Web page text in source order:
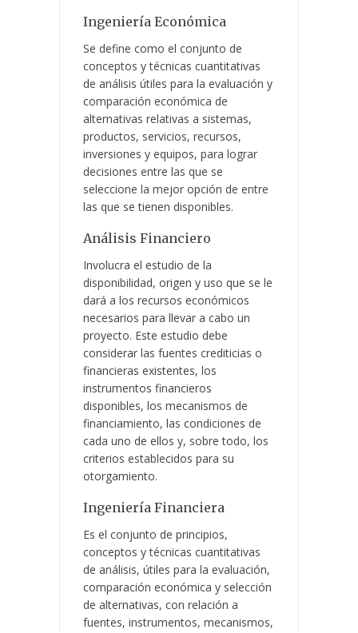
Ingeniería Económica
Se define como el conjunto de
conceptos y técnicas cuantitativas
de análisis útiles para la evaluación y
comparación económica de
alternativas relativas a sistemas,
productos, servicios, recursos,
inversiones y equipos, para lograr
decisiones entre las que se
seleccione la mejor opción de entre
las que se tienen disponibles.
Análisis Financiero
Involucra el estudio de la
disponibilidad, origen y uso que se le
dará a los recursos económicos
necesarios para llevar a cabo un
proyecto. Este estudio debe
considerar las fuentes crediticias o
financieras existentes, los
instrumentos financieros
disponibles, los mecanismos de
financiamiento, las condiciones de
cada uno de ellos y, sobre todo, los
criterios establecidos para su
otorgamiento.
Ingeniería Financiera
Es el conjunto de principios,
conceptos y técnicas cuantitativas
de análisis, útiles para la evaluación,
comparación económica y selección
de alternativas, con relación a
fuentes, instrumentos, mecanismos,